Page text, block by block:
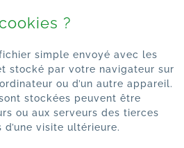
?
simple envoyé avec les
stocké par votre navigateur sur
ou d’un autre appareil.
stockées peuvent être
ou aux serveurs des tierces
visite ultérieure.